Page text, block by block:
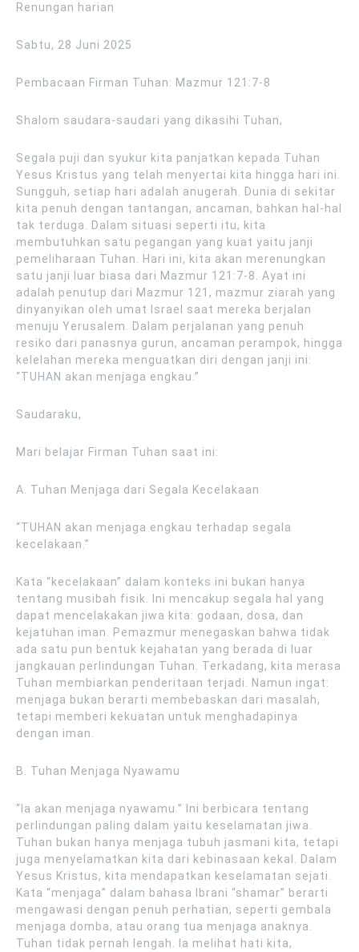
Renungan harian
Sabtu, 28 Juni 2025
Pembacaan Firman Tuhan: Mazmur 121:7-8
Shalom saudara-saudari yang dikasihi Tuhan,
Segala puji dan syukur kita panjatkan kepada Tuhan
Yesus Kristus yang telah menyertai kita hingga hari ini.
Sungguh, setiap hari adalah anugerah. Dunia di sekitar
kita penuh dengan tantangan, ancaman, bahkan hal-hal
tak terduga. Dalam situasi seperti itu, kita
membutuhkan satu pegangan yang kuat yaitu janji
pemeliharaan Tuhan. Hari ini, kita akan merenungkan
satu janji luar biasa dari Mazmur 121:7-8. Ayat ini
adalah penutup dari Mazmur 121, mazmur ziarah yang
dinyanyikan oleh umat Israel saat mereka berjalan
menuju Yerusalem. Dalam perjalanan yang penuh
resiko dari panasnya gurun, ancaman perampok, hingga
kelelahan mereka menguatkan diri dengan janji ini:
“TUHAN akan menjaga engkau.”
Saudaraku,
Mari belajar Firman Tuhan saat ini:
A. Tuhan Menjaga dari Segala Kecelakaan
“TUHAN akan menjaga engkau terhadap segala
kecelakaan.”
Kata “kecelakaan” dalam konteks ini bukan hanya
tentang musibah fisik. Ini mencakup segala hal yang
dapat mencelakakan jiwa kita: godaan, dosa, dan
kejatuhan iman. Pemazmur menegaskan bahwa tidak
ada satu pun bentuk kejahatan yang berada di luar
jangkauan perlindungan Tuhan. Terkadang, kita merasa
Tuhan membiarkan penderitaan terjadi. Namun ingat:
menjaga bukan berarti membebaskan dari masalah,
tetapi memberi kekuatan untuk menghadapinya
dengan iman.
B. Tuhan Menjaga Nyawamu
“Ia akan menjaga nyawamu.” Ini berbicara tentang
perlindungan paling dalam yaitu keselamatan jiwa.
Tuhan bukan hanya menjaga tubuh jasmani kita, tetapi
juga menyelamatkan kita dari kebinasaan kekal. Dalam
Yesus Kristus, kita mendapatkan keselamatan sejati.
Kata “menjaga” dalam bahasa Ibrani “shamar” berarti
mengawasi dengan penuh perhatian, seperti gembala
menjaga domba, atau orang tua menjaga anaknya.
Tuhan tidak pernah lengah. Ia melihat hati kita,